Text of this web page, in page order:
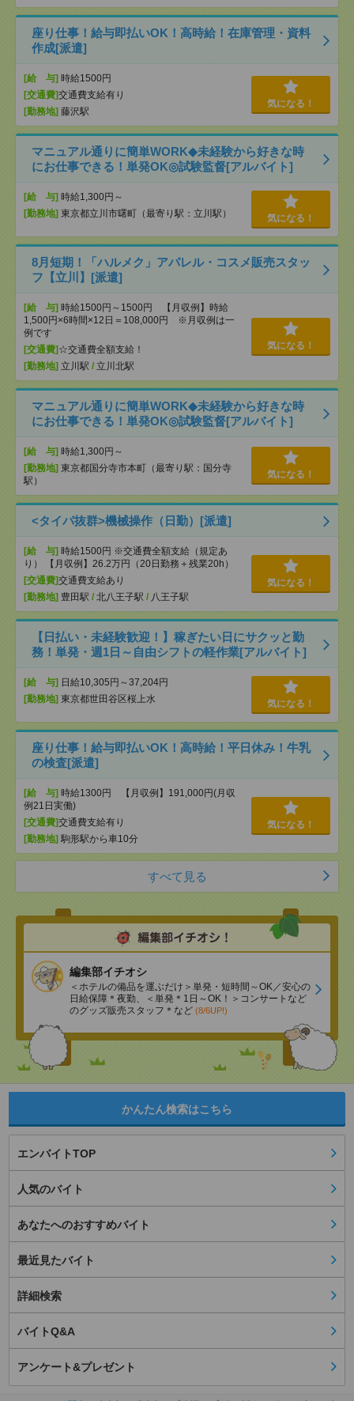
座り仕事！給与即払いOK！高時給！在庫管理・資料
作成[派遣]
[給 与] 時給1500円
[交通費]交通費支給有り
[勤務地] 藤沢駅
気になる！
マニュアル通りに簡単WORK◆未経験から好きな時
にお仕事できる！単発OK◎試験監督[アルバイト]
[給 与] 時給1,300円～
[勤務地] 東京都立川市曙町（最寄り駅：立川駅） 気になる！
8月短期！「ハルメク」アパレル・コスメ販売スタッ
フ【立川】[派遣]
[給 与] 時給1500円～1500円 【月収例】時給
1,500円×6時間×12日＝108,000円 ※月収例は一
例です
[交通費] ☆交通費全額支給！
[勤務地] 立川駅 / 立川北駅
気になる！
マニュアル通りに簡単WORK◆未経験から好きな時
にお仕事できる！単発OK◎試験監督[アルバイト]
[給 与] 時給1,300円～
[勤務地] 東京都国分寺市本町（最寄り駅：国分寺
駅）
気になる！
<タイパ抜群>機械操作（日勤）[派遣]
[給 与] 時給1500円 ※交通費全額支給（規定あ
り） 【月収例】26.2万円（20日勤務＋残業20h）
[交通費]交通費支給あり
[勤務地] 豊田駅 / 北八王子駅 / 八王子駅
気になる！
【日払い・未経験歓迎！】稼ぎたい日にサクッと勤
務！単発・週1日～自由シフトの軽作業[アルバイト]
[給 与] 日給10,305円～37,204円
[勤務地] 東京都世田谷区桜上水 気になる！
座り仕事！給与即払いOK！高時給！平日休み！牛乳
の検査[派遣]
[給 与] 時給1300円 【月収例】191,000円(月収
例21日実働)
[交通費]交通費支給有り
[勤務地] 駒形駅から車10分
気になる！
すべて見る
編集部イチオシ
＜ホテルの備品を運ぶだけ＞単発・短時間～OK／安心の
日給保障＊夜勤、＜単発＊1日～OK！＞コンサートなど
のグッズ販売スタッフ＊など (8/6UP!)
かんたん検索はこちら
エンバイトTOP
人気のバイト
あなたへのおすすめバイト
最近見たバイト
詳細検索
バイトQ&A
アンケート&プレゼント